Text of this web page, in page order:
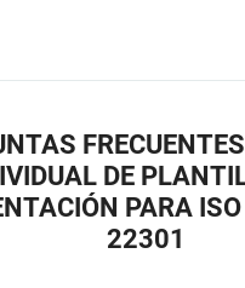
DE
PARA
22301